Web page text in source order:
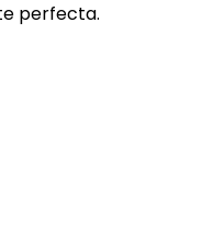
perfecta.